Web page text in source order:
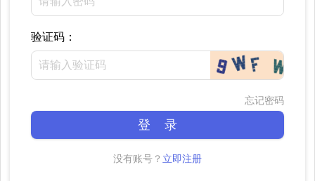
验证码：
忘记密码
登 录
没有账号？ 立即注册